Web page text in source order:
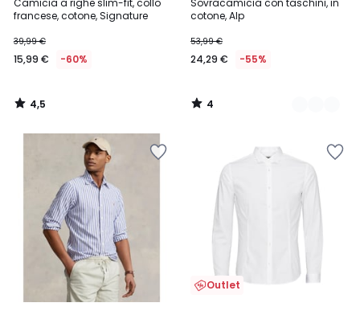
Camicia a righe slim-fit, collo
francese, cotone, Signature
39,99 €
15,99 € -60%
4,5
/
Sovracamicia con taschini, in
cotone, Alp
53,99 €
24,29 € -55%
5
Colori
4
/
Outlet